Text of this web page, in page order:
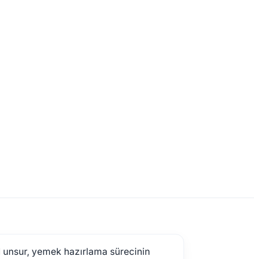
yemek hazırlama sürecinin